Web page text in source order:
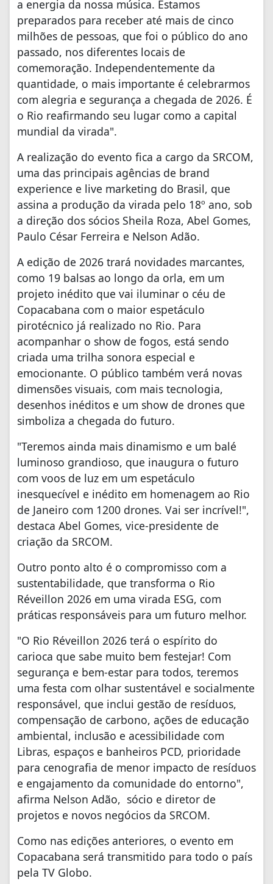
a energia da nossa música. Estamos
preparados para receber até mais de cinco
milhões de pessoas, que foi o público do ano
passado, nos diferentes locais de
comemoração. Independentemente da
quantidade, o mais importante é celebrarmos
com alegria e segurança a chegada de 2026. É
o Rio reafirmando seu lugar como a capital
mundial da virada".
A realização do evento fica a cargo da SRCOM,
uma das principais agências de brand
experience e live marketing do Brasil, que
assina a produção da virada pelo 18º ano, sob
a direção dos sócios Sheila Roza, Abel Gomes,
Paulo César Ferreira e Nelson Adão.
A edição de 2026 trará novidades marcantes,
como 19 balsas ao longo da orla, em um
projeto inédito que vai iluminar o céu de
Copacabana com o maior espetáculo
pirotécnico já realizado no Rio. Para
acompanhar o show de fogos, está sendo
criada uma trilha sonora especial e
emocionante. O público também verá novas
dimensões visuais, com mais tecnologia,
desenhos inéditos e um show de drones que
simboliza a chegada do futuro.
"Teremos ainda mais dinamismo e um balé
luminoso grandioso, que inaugura o futuro
com voos de luz em um espetáculo
inesquecível e inédito em homenagem ao Rio
de Janeiro com 1200 drones. Vai ser incrível!",
destaca Abel Gomes, vice-presidente de
criação da SRCOM.
Outro ponto alto é o compromisso com a
sustentabilidade, que transforma o Rio
Réveillon 2026 em uma virada ESG, com
práticas responsáveis para um futuro melhor.
"O Rio Réveillon 2026 terá o espírito do
carioca que sabe muito bem festejar! Com
segurança e bem-estar para todos, teremos
uma festa com olhar sustentável e socialmente
responsável, que inclui gestão de resíduos,
compensação de carbono, ações de educação
ambiental, inclusão e acessibilidade com
Libras, espaços e banheiros PCD, prioridade
para cenografia de menor impacto de resíduos
e engajamento da comunidade do entorno",
afirma Nelson Adão, sócio e diretor de
projetos e novos negócios da SRCOM.
Como nas edições anteriores, o evento em
Copacabana será transmitido para todo o país
pela TV Globo.